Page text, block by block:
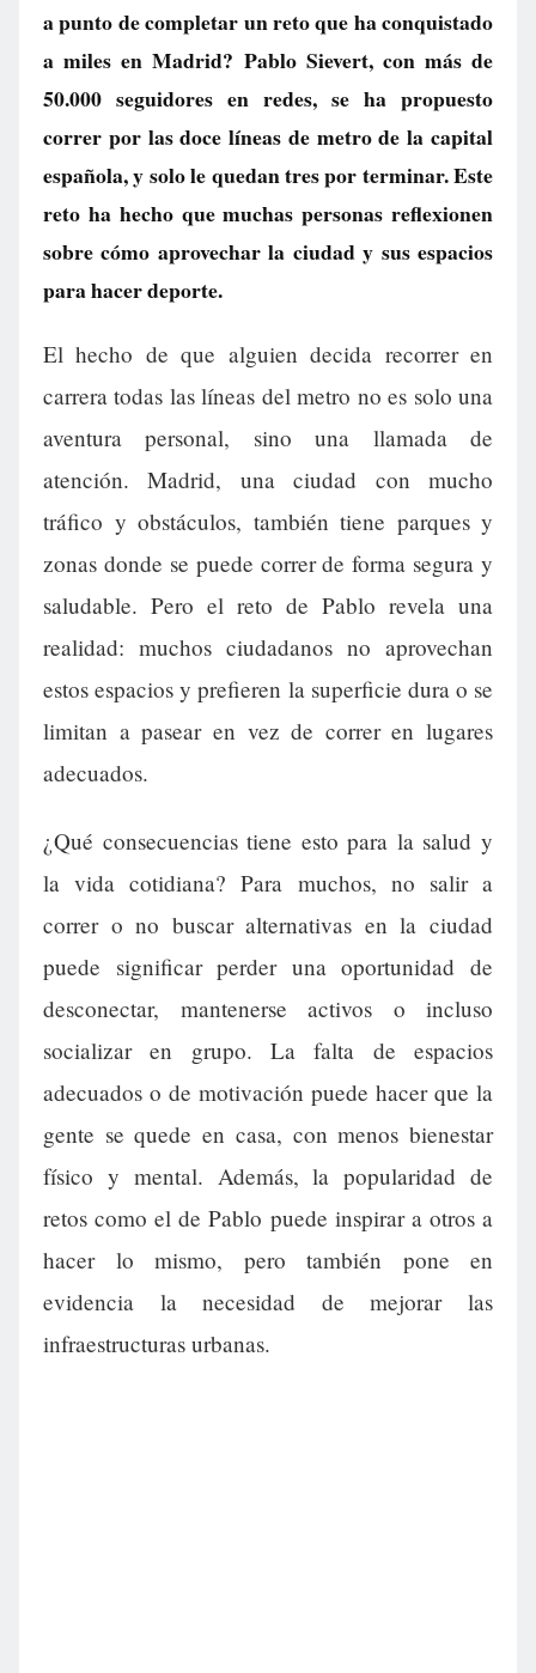
a punto de completar un reto que ha conquistado
a miles en Madrid? Pablo Sievert, con más de
50.000 seguidores en redes, se ha propuesto
correr por las doce líneas de metro de la capital
española, y solo le quedan tres por terminar. Este
reto ha hecho que muchas personas reflexionen
sobre cómo aprovechar la ciudad y sus espacios
para hacer deporte.
El hecho de que alguien decida recorrer en
carrera todas las líneas del metro no es solo una
aventura personal, sino una llamada de
atención. Madrid, una ciudad con mucho
tráfico y obstáculos, también tiene parques y
zonas donde se puede correr de forma segura y
saludable. Pero el reto de Pablo revela una
realidad: muchos ciudadanos no aprovechan
estos espacios y prefieren la superficie dura o se
limitan a pasear en vez de correr en lugares
adecuados.
¿Qué consecuencias tiene esto para la salud y
la vida cotidiana? Para muchos, no salir a
correr o no buscar alternativas en la ciudad
puede significar perder una oportunidad de
desconectar, mantenerse activos o incluso
socializar en grupo. La falta de espacios
adecuados o de motivación puede hacer que la
gente se quede en casa, con menos bienestar
físico y mental. Además, la popularidad de
retos como el de Pablo puede inspirar a otros a
hacer lo mismo, pero también pone en
evidencia la necesidad de mejorar las
infraestructuras urbanas.